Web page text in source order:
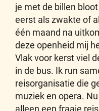
je met de billen
eerst als zwakte of
één maand na
deze openheid mij
Vlak voor kerst viel
in de bus. Ik run
reisorganisatie die
muziek en opera.
alleen een fraaie